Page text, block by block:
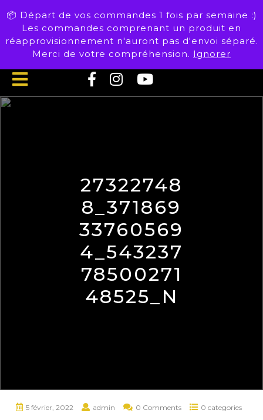
📦 Départ de vos commandes 1 fois par semaine :)
Les commandes comprenant un produit en
réapprovisionnement n'auront pas d'envoi séparé.
Merci de votre compréhension. Ignorer
to
content
Open
27322748
8_371869
33760569
4_543237
78500271
48525_N
5 février, 2022 admin 0 Comments 0 categories